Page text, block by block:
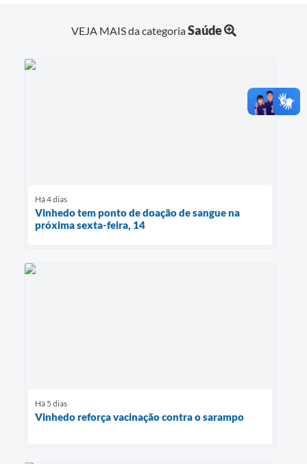
VEJA MAIS da categoriaSaúde
Há 4 dias
Vinhedo tem ponto de doação de sangue na
próxima sexta-feira, 14
Há 5 dias
Vinhedo reforça vacinação contra o sarampo